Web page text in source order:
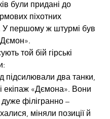
були придані до
піхотних
У першому ж штурмі був
той бій гірські
підсилювали два танки,
екіпаж «Дємона». Вони
філігранно –
міняли позиції й